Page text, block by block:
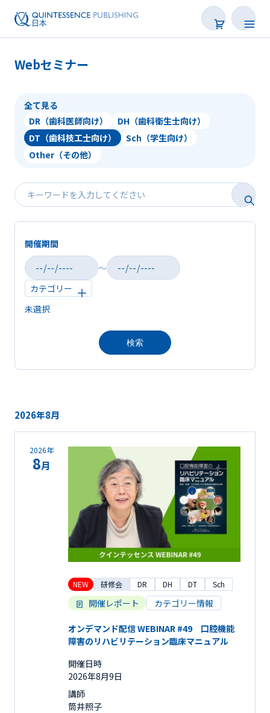
学会・研修会一覧
SNS Live
オンデマンド配信
後で読む
Webセミナー
全て見る
DR（歯科医師向け）
DH（歯科衛生士向け）
DT（歯科技工士向け）
Sch（学生向け）
Other（その他）
開催期間
～
カテゴリー
検索
2026年8月
2026年
8月
NEW 研修会 DR DH DT Sch
開催レポート カテゴリー情報
オンデマンド配信 WEBINAR #49 口腔機能
障害のリハビリテーション臨床マニュアル
開催日時
2026年8月9日
講師
筒井照子